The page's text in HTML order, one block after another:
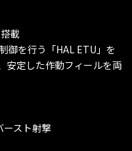
載
御を行う「HAL ETU」を
安定した作動フィールを両
ースト射撃